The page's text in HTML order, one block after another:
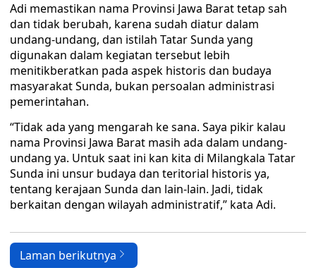
Adi memastikan nama Provinsi Jawa Barat tetap sah
dan tidak berubah, karena sudah diatur dalam
undang-undang, dan istilah Tatar Sunda yang
digunakan dalam kegiatan tersebut lebih
menitikberatkan pada aspek historis dan budaya
masyarakat Sunda, bukan persoalan administrasi
pemerintahan.
“Tidak ada yang mengarah ke sana. Saya pikir kalau
nama Provinsi Jawa Barat masih ada dalam undang-
undang ya. Untuk saat ini kan kita di Milangkala Tatar
Sunda ini unsur budaya dan teritorial historis ya,
tentang kerajaan Sunda dan lain-lain. Jadi, tidak
berkaitan dengan wilayah administratif,” kata Adi.
Laman berikutnya